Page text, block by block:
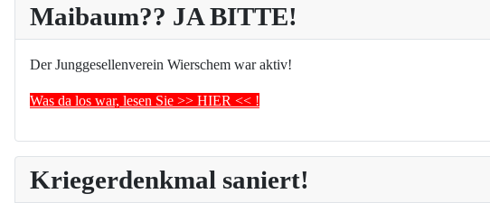
Maibaum?? JA BITTE!
Der Junggesellenverein Wierschem war aktiv!
Was da los war, lesen Sie >> HIER << !
Kriegerdenkmal saniert!